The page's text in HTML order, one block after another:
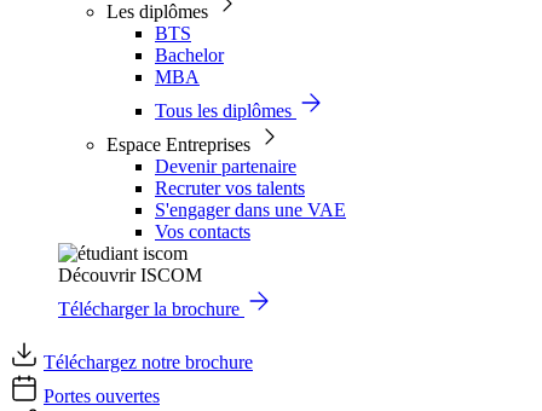
Les diplômes
BTS
Bachelor
MBA
Tous les diplômes
Espace Entreprises
Devenir partenaire
Recruter vos talents
S'engager dans une VAE
Vos contacts
Découvrir ISCOM
Télécharger la brochure
Téléchargez notre brochure
Portes ouvertes